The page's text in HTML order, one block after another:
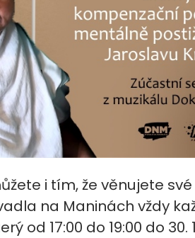
i tím, že věnujete
na Maninách vždy
od 17:00 do 19:00 do 30.